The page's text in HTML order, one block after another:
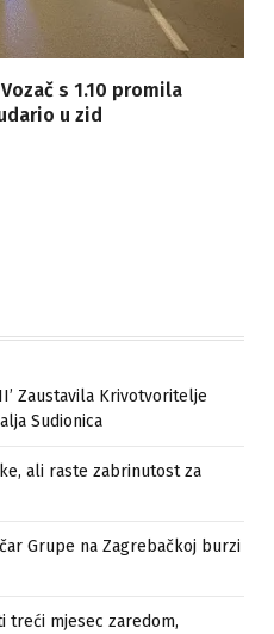
s 1.10 promila
u zid
Zaustavila Krivotvoritelje
Sudionica
ali raste zabrinutost za
Grupe na Zagrebačkoj burzi
treći mjesec zaredom,